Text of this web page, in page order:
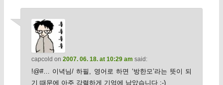
capcold on 2007. 06. 18. at 10:29 am said:
!@#… 이녁님/ 하필, 영어로 하면 ‘방한모’라는 뜻이 되
기 때문에 아주 강렬하게 기억에 남았습니다 :-)